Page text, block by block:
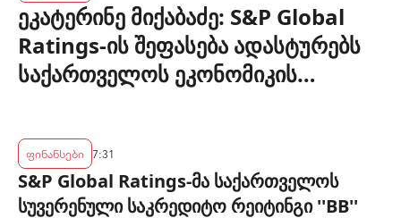
ეკატერინე მიქაბაძე: S&P Global
Ratings-ის შეფასება ადასტურებს
საქართველოს ეკონომიკის
ბანკის პოლიტიკის ეფექტიანობას
ფინანსები 7:31
S&P Global Ratings-მა საქართველოს
სუვერენული საკრედიტო რეიტინგი ''BB''